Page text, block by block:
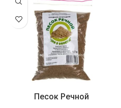
Песок Речной